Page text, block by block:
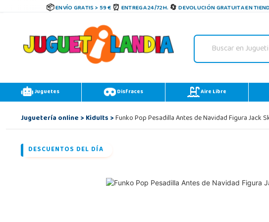
ENVÍO GRATIS > 59 € ENTREGA 24/72H. DEVOLUCIÓN GRATUITA EN
Juguetes Disfraces Aire Libre
Juguetería online>Kidults>Funko Pop Pesadilla Antes de Navidad Figura Jack
DESCUENTOS DEL DÍA